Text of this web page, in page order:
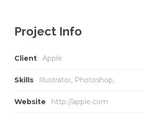
Project Info
Client Apple
Skills Illustrator, Photoshop,
Website http://apple.com